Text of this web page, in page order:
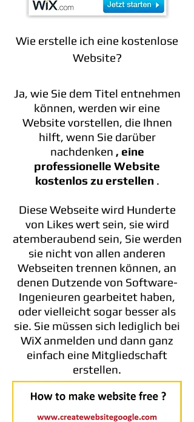
Wie erstelle ich eine kostenlose
Website?
Ja, wie Sie dem Titel entnehmen
können, werden wir eine
Website vorstellen, die Ihnen
hilft, wenn Sie darüber
nachdenken , eine
professionelle Website
kostenlos zu erstellen.
Diese Webseite wird Hunderte
von Likes wert sein, sie wird
atemberaubend sein, Sie werden
sie nicht von allen anderen
Webseiten trennen können, an
denen Dutzende von Software-
Ingenieuren gearbeitet haben,
oder vielleicht sogar besser als
sie. Sie müssen sich lediglich bei
WiX anmelden und dann ganz
einfach eine Mitgliedschaft
erstellen.